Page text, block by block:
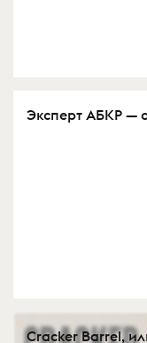
Эксперт АБКР —
Cracker Barrel,